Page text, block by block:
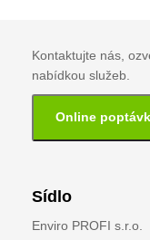
Kontaktujte nás,
nabídkou služeb.
Online
Sídlo
Enviro PROFI s.r.o.